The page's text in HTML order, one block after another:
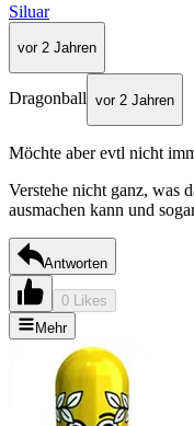
Siluar
vor 2 Jahren
Dragonball vor 2 Jahren
Möchte aber evtl nicht
Verstehe nicht ganz, was
ausmachen kann und
Antworten
0 Likes
Mehr